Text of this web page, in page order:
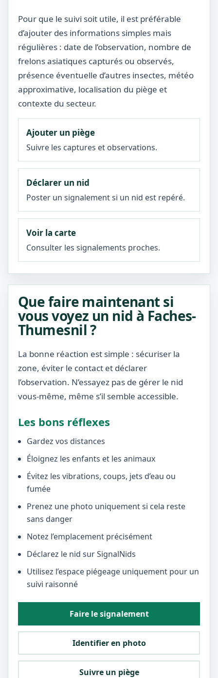
Pour que le suivi soit utile, il est préférable
d’ajouter des informations simples mais
régulières : date de l’observation, nombre de
frelons asiatiques capturés ou observés,
présence éventuelle d’autres insectes, météo
approximative, localisation du piège et
contexte du secteur.
Ajouter un piège
Suivre les captures et observations.
Déclarer un nid
Poster un signalement si un nid est repéré.
Voir la carte
Consulter les signalements proches.
Que faire maintenant si
vous voyez un nid à Faches-
Thumesnil ?
La bonne réaction est simple : sécuriser la
zone, éviter le contact et déclarer
l’observation. N’essayez pas de gérer le nid
vous-même, même s’il semble accessible.
Les bons réflexes
Gardez vos distances
Éloignez les enfants et les animaux
Évitez les vibrations, coups, jets d’eau ou
fumée
Prenez une photo uniquement si cela reste
sans danger
Notez l’emplacement précisément
Déclarez le nid sur SignalNids
Utilisez l’espace piégeage uniquement pour un
suivi raisonné
Faire le signalement
Identifier en photo
Suivre un piège